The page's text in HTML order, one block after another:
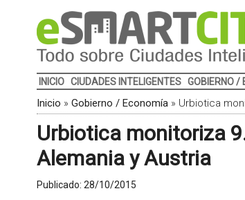
INICIO CIUDADES INTELIGENTES GOBIERNO /
Inicio » Gobierno / Economía» Urbiotica
Urbiotica monitoriza
Alemania y Austria
Publicado: 28/10/2015